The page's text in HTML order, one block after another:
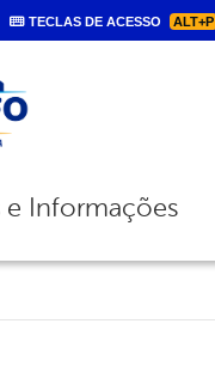
TECLAS DE ACESSO ALT+P
de navegação
e Informações